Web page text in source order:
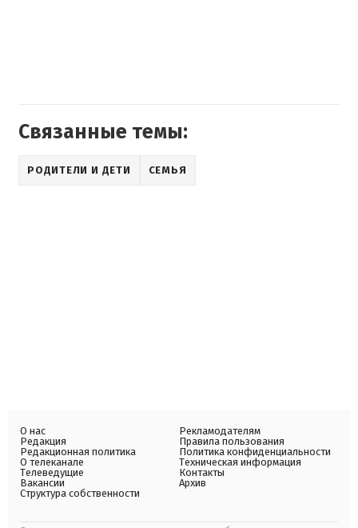
Связанные темы:
РОДИТЕЛИ И ДЕТИ СЕМЬЯ
О нас
Редакция
Редакционная политика
О телеканале
Телеведущие
Вакансии
Структура собственности
Рекламодателям
Правила пользования
Политика конфиденциальности
Техническая информация
Контакты
Архив